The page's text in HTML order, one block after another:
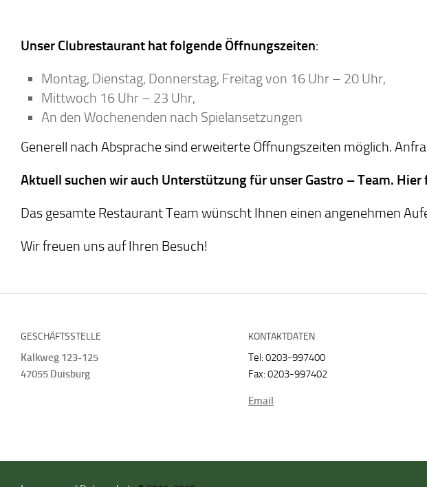
Unser Clubrestaurant hat folgende Öffnungszeiten:
Montag, Dienstag, Donnerstag, Freitag von 16 Uhr – 20 Uhr,
Mittwoch 16 Uhr – 23 Uhr,
An den Wochenenden nach Spielansetzungen
Generell nach Absprache sind erweiterte Öffnungszeiten möglich.
Aktuell suchen wir auch Unterstützung für unser Gastro – Team.
Das gesamte Restaurant Team wünscht Ihnen einen angenehmen
Wir freuen uns auf Ihren Besuch!
GESCHÄFTSSTELLE
Kalkweg 123-125
47055 Duisburg
KONTAKTDATEN
Tel: 0203-997400
Fax: 0203-997402
Email